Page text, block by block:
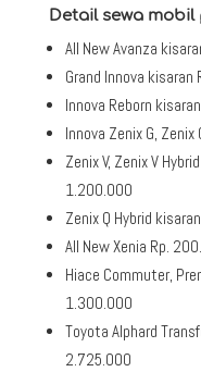
Detail sewa
All New Avanza
Grand Innova
Innova Reborn
Innova Zenix G,
Zenix V, Zenix V
1.200.000
Zenix Q Hybrid
All New Xenia Rp.
Hiace Commuter,
1.300.000
Toyota Alphard
2.725.000